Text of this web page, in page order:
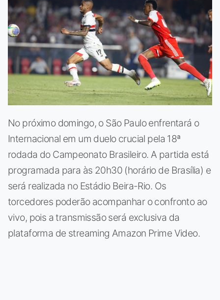
No próximo domingo, o São Paulo enfrentará o
Internacional em um duelo crucial pela 18ª
rodada do Campeonato Brasileiro. A partida está
programada para às 20h30 (horário de Brasília) e
será realizada no Estádio Beira-Rio. Os
torcedores poderão acompanhar o confronto ao
vivo, pois a transmissão será exclusiva da
plataforma de streaming Amazon Prime Video.